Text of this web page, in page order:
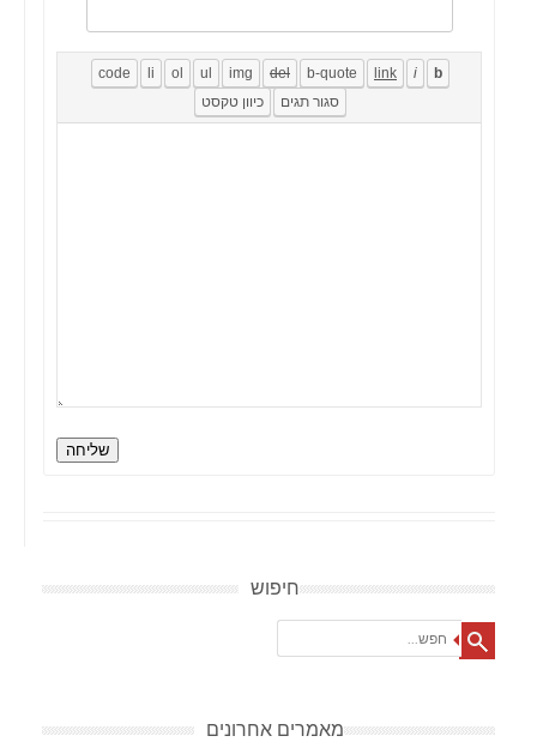
שליחה
חיפוש
מאמרים אחרונים